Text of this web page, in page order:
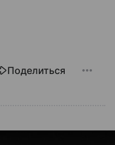
Поделиться